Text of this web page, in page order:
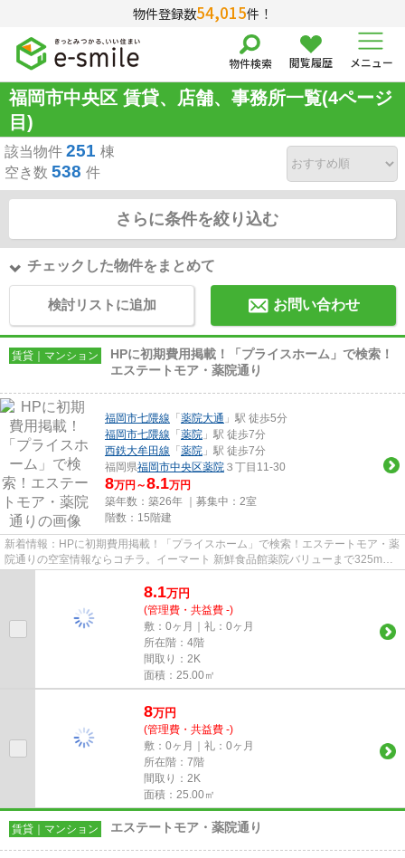
物件登録数54,015件！
物件検索 閲覧履歴 メニュー
福岡市中央区 賃貸、店舗、事務所一覧(4ページ
目)
該当物件 251 棟
空き数 538 件
さらに条件を絞り込む
チェックした物件をまとめて
検討リストに追加 お問い合わせ
賃貸｜マンション
HPに初期費用掲載！「プライスホーム」で検索！
エステートモア・薬院通り
福岡市七隈線 「薬院大通 」駅 徒歩5分
福岡市七隈線 「薬院 」駅 徒歩7分
西鉄大牟田線 「薬院 」駅 徒歩7分
福岡県福岡市中央区薬院 ３丁目11-30
8万円～8.1万円
築年数：築26年 ｜募集中： 2室
階数：15階建
新着情報：HPに初期費用掲載！「プライスホーム」で検索！エステートモア・薬
院通りの空室情報ならコチラ。イーマート 新鮮食品館薬院バリューまで325mで
す。共用部にはエレベータ・敷...
8.1万円
(管理費・共益費 -)
敷：0ヶ月｜礼：0ヶ月
所在階：4階
間取り：2K
面積：25.00㎡
8万円
(管理費・共益費 -)
敷：0ヶ月｜礼：0ヶ月
所在階：7階
間取り：2K
面積：25.00㎡
賃貸｜マンション エステートモア・薬院通り